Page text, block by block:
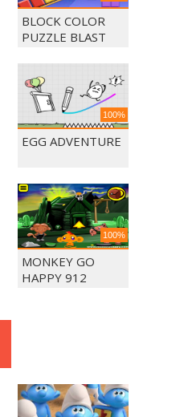
BLOCK COLOR
PUZZLE BLAST
100%
EGG ADVENTURE
100%
MONKEY GO
HAPPY 912